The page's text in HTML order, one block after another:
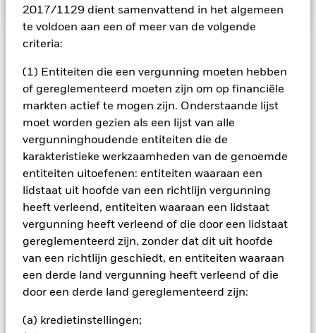
2017/1129 dient samenvattend in het algemeen
te voldoen aan een of meer van de volgende
criteria:
(1) Entiteiten die een vergunning moeten hebben
of gereglementeerd moeten zijn om op financiële
markten actief te mogen zijn. Onderstaande lijst
moet worden gezien als een lijst van alle
vergunninghoudende entiteiten die de
karakteristieke werkzaamheden van de genoemde
entiteiten uitoefenen: entiteiten waaraan een
lidstaat uit hoofde van een richtlijn vergunning
heeft verleend, entiteiten waaraan een lidstaat
vergunning heeft verleend of die door een lidstaat
gereglementeerd zijn, zonder dat dit uit hoofde
van een richtlijn geschiedt, en entiteiten waaraan
een derde land vergunning heeft verleend of die
door een derde land gereglementeerd zijn:
(a) kredietinstellingen;
BELANGRIJKE GEGEVENS: Kapitaalrisico.
zijn niet gegarandeerd. Beleggers verliezen mogelijk hun
oorspronkelijke inleg.
gebruiken derivaten om valutarisico's af te dekken. Het
gebruik van derivaten voor een aandelenklasse kan een
potentieel besmettingsrisico (ook bekend als spill-over) voor
andere aandelenklassen in het fonds betekenen. De
beheermaatschappij van het fonds waarborgt dat er
geschikte procedures worden gebruikt om het
besmettingsrisico voor andere aandelenklassen te
het fonds, kunt u een lijst van alle aandelenklassen in het
fonds bekijken – aandelenklassen met valutahedging worden
aangegeven door het woord 'Hedged' in de naam van de
aandelenklasse. Daarnaast is een volledige lijst van alle
verkrijgbaar bij de beheermaatschappij van het fonds.